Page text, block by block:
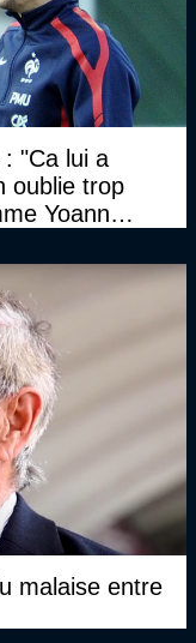
"Ca lui a
oublie trop
Yoann
malaise entre